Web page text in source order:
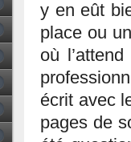
y en eût
place ou
où
écrit avec
pages de